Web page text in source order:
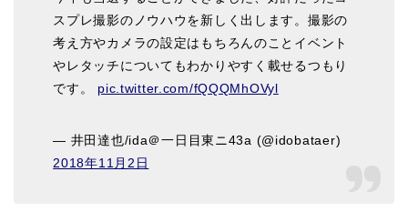
スプレ撮影のノウハウを新しく出します。撮影の
考え方やカメラの設定はもちろんのことイベント
やレタッチについてもわかりやすく載せるつもり
です。 pic.twitter.com/fQQQMhOVyl
— 井田達也/ida＠一日目東ニ43a (@idobataer)
2018年11月2日